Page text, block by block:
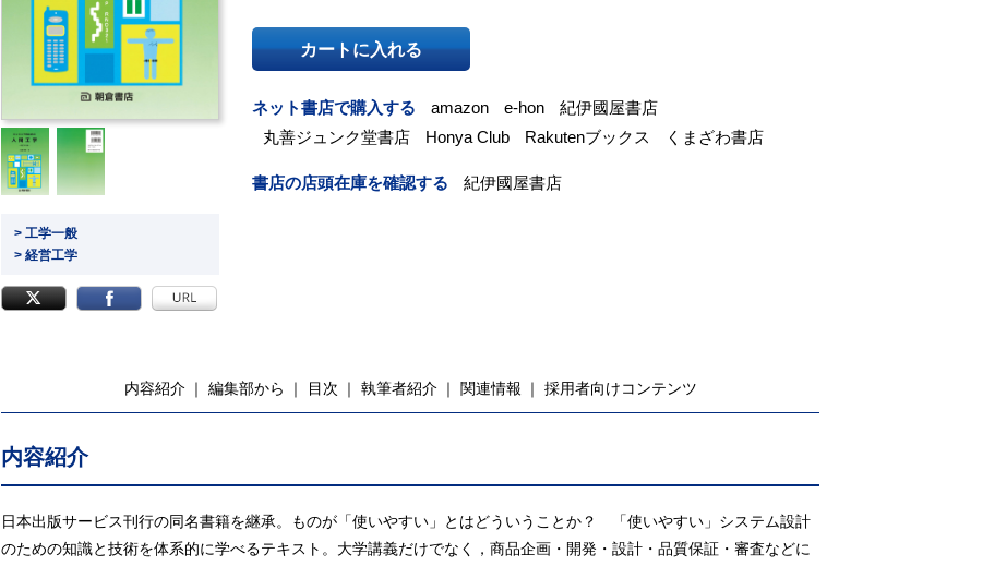
> 工学一般
> 経営工学
カートに入れる
ネット書店で購入する amazon e-hon
紀伊國屋書店
丸善ジュンク堂書店
Honya Club Rakutenブックス くまざわ書店
書店の店頭在庫を確認する 紀伊國屋書店
内容紹介 編集部から 目次 執筆者紹介 関連情報 採用者向けコンテンツ
内容紹介
日本出版サービス刊行の同名書籍を継承。ものが「使いやすい」とはどういうことか？ 「使いやすい」システム設計
のための知識と技術を体系的に学べるテキスト。大学講義だけでなく，商品企画・開発・設計・品質保証・審査などに